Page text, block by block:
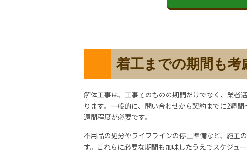
着工までの期間も考
解体工事は、工事そのものの期間だけでなく、業者
ります。一般的に、問い合わせから契約までに2週
週間程度が必要です。
不用品の処分やライフラインの停止準備など、施主
す。これらに必要な期間も加味したうえでスケジュ